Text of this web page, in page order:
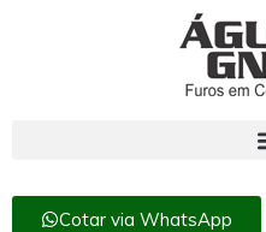
Cotar via WhatsApp